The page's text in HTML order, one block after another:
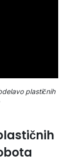
plastičnih